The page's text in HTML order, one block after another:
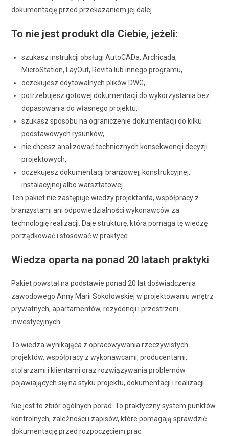
dokumentację przed przekazaniem jej dalej.
To nie jest produkt dla Ciebie, jeżeli:
szukasz instrukcji obsługi AutoCADa, Archicada,
MicroStation, LayOut, Revita lub innego programu,
oczekujesz edytowalnych plików DWG,
potrzebujesz gotowej dokumentacji do wykorzystania bez
dopasowania do własnego projektu,
szukasz sposobu na ograniczenie dokumentacji do kilku
podstawowych rysunków,
nie chcesz analizować technicznych konsekwencji decyzji
projektowych,
oczekujesz dokumentacji branżowej, konstrukcyjnej,
instalacyjnej albo warsztatowej.
Ten pakiet nie zastępuje wiedzy projektanta, współpracy z
branżystami ani odpowiedzialności wykonawców za
technologię realizacji. Daje strukturę, która pomaga tę wiedzę
porządkować i stosować w praktyce.
Wiedza oparta na ponad 20 latach praktyki
Pakiet powstał na podstawie ponad 20 lat doświadczenia
zawodowego Anny Marii Sokołowskiej w projektowaniu wnętrz
prywatnych, apartamentów, rezydencji i przestrzeni
inwestycyjnych.
To wiedza wynikająca z opracowywania rzeczywistych
projektów, współpracy z wykonawcami, producentami,
stolarzami i klientami oraz rozwiązywania problemów
pojawiających się na styku projektu, dokumentacji i realizacji.
Nie jest to zbiór ogólnych porad. To praktyczny system punktów
kontrolnych, zależności i zapisów, które pomagają sprawdzić
dokumentację przed rozpoczęciem prac.